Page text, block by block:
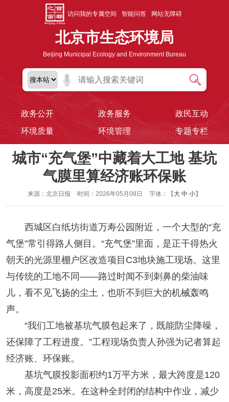
访问我的专属空间 智能问答 网站无障碍
北京市生态环境局
Beijing Municipal Ecology and Environment Bureau
政务公开 政务服务
政民互动
环境质量
环境管理 专题专栏
城市“充气堡”中藏着大工地 基坑
气膜里算经济账环保账
来源：北京日报 时间：2026年05月08日 字体：【 大 中 小】
西城区白纸坊街道万寿公园附近，一个大型的“充
气堡”常引得路人侧目。“充气堡”里面，是正干得热火
朝天的光源里棚户区改造项目C3地块施工现场。这里
与传统的工地不同——路过时闻不到刺鼻的柴油味
儿，看不见飞扬的尘土，也听不到巨大的机械轰鸣
声。
“我们工地被基坑气膜包起来了，既能防尘降噪，
还保障了工程进度。”工程现场负责人孙强为记者算起
经济账、环保账。
基坑气膜投影面积约1万平方米，最大跨度是120
米，高度是25米。在这种全封闭的结构中作业，减少